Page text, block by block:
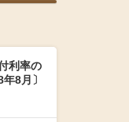
利率の
8月〕